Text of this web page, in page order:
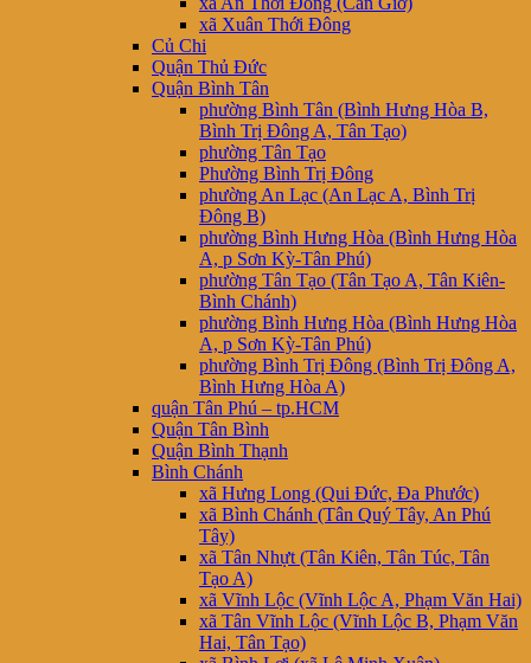
xã Xuân Thới Đông
Củ Chi
Quận Thủ Đức
Quận Bình Tân
phường Bình Tân (Bình Hưng Hòa B,
Bình Trị Đông A, Tân Tạo)
phường Tân Tạo
Phường Bình Trị Đông
phường An Lạc (An Lạc A, Bình Trị
Đông B)
phường Bình Hưng Hòa (Bình Hưng Hòa
A, p Sơn Kỳ-Tân Phú)
phường Tân Tạo (Tân Tạo A, Tân Kiên-
Bình Chánh)
phường Bình Hưng Hòa (Bình Hưng Hòa
A, p Sơn Kỳ-Tân Phú)
phường Bình Trị Đông (Bình Trị Đông A,
Bình Hưng Hòa A)
quận Tân Phú – tp.HCM
Quận Tân Bình
Quận Bình Thạnh
Bình Chánh
xã Hưng Long (Qui Đức, Đa Phước)
xã Bình Chánh (Tân Quý Tây, An Phú
Tây)
xã Tân Nhựt (Tân Kiên, Tân Túc, Tân
Tạo A)
xã Vĩnh Lộc (Vĩnh Lộc A, Phạm Văn Hai)
xã Tân Vĩnh Lộc (Vĩnh Lộc B, Phạm Văn
Hai, Tân Tạo)